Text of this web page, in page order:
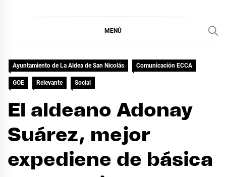
MENÚ
Ayuntamiento de La Aldea de San Nicolás Comunicación ECCA
GOE Relevante Social
El aldeano Adonay
Suárez, mejor
expediene de básica